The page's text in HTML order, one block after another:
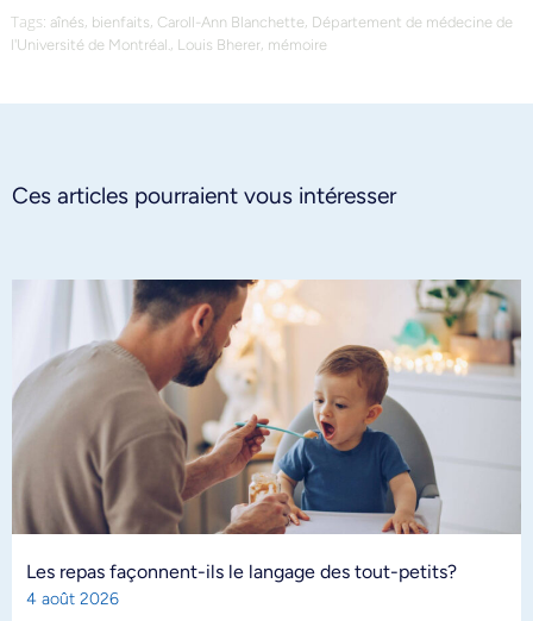
Tags: aînés, bienfaits, Caroll-Ann Blanchette, Département de médecine de
l'Université de Montréal. , Louis Bherer, mémoire
Ces articles pourraient vous intéresser
Les repas façonnent-ils le langage des tout-petits?
4 août 2026